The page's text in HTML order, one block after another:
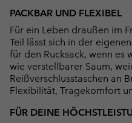
PACKBAR UND FLEXIBEL
Für ein Leben draußen im
Teil lässt sich in der
für den Rucksack, wenn
wie verstellbarer Saum,
Reißverschlusstaschen an
Flexibilität, Tragekomfort
FÜR DEINE